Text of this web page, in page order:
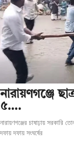
‎নারায়ণগঞ্জে
৫….
নারায়ণগঞ্জের চাষাঢ়ায় সরকারি
দফায় দফায় সংঘর্ষের